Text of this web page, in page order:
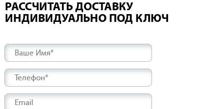
РАССЧИТАТЬ ДОСТАВКУ
ИНДИВИДУАЛЬНО ПОД КЛЮЧ
Ваше Имя*
Телефон*
Email